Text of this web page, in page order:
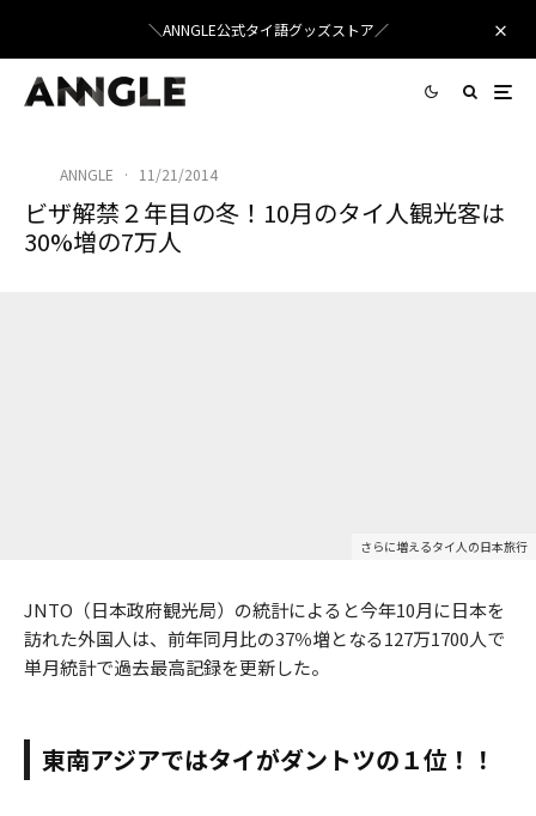
＼ANNGLE公式タイ語グッズストア／
ANNGLE · 11/21/2014
ビザ解禁２年目の冬！10月のタイ人観光客は
30%増の7万人
さらに増えるタイ人の日本旅行
JNTO（日本政府観光局）の統計によると今年10月に日本を
訪れた外国人は、前年同月比の37％増となる127万1700人で
単月統計で過去最高記録を更新した。
東南アジアではタイがダントツの１位！！